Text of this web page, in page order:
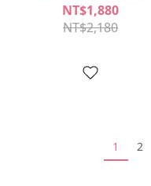
NT$1,880
NT$2,180
1 2